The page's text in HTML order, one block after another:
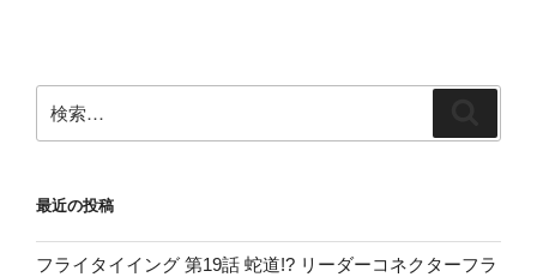
ン
索:
索
最近の投稿
フライタイイング 第19話 蛇道!? リーダーコネクターフラ